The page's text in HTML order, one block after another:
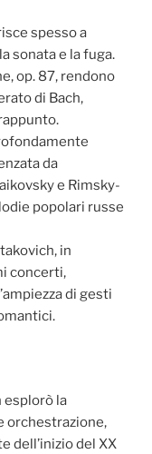
spesso a
sonata e la fuga.
op. 87, rendono
di Bach,
da
e Rimsky-
popolari russe
in
concerti,
di gesti
esplorò la
orchestrazione,
dell’inizio del XX